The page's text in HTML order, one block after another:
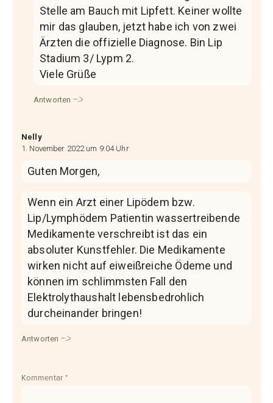
Stelle am Bauch mit Lipfett. Keiner wollte
mir das glauben, jetzt habe ich von zwei
Ärzten die offizielle Diagnose. Bin Lip
Stadium 3/ Lypm 2.
Viele Grüße
Antworten
Nelly
1. November 2022 um 9:04 Uhr
Guten Morgen,
Wenn ein Arzt einer Lipödem bzw.
Lip/Lymphödem Patientin wassertreibende
Medikamente verschreibt ist das ein
absoluter Kunstfehler. Die Medikamente
wirken nicht auf eiweißreiche Ödeme und
können im schlimmsten Fall den
Elektrolythaushalt lebensbedrohlich
durcheinander bringen!
Antworten
Kommentar *